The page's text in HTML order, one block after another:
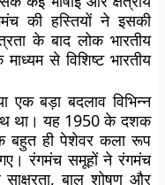
की हस्तियों ने इसकी
के बाद लोक भारतीय
से विशिष्ट भारतीय
एक बड़ा बदलाव विभिन्न
था। यह 1950 के दशक
बहुत ही पेशेवर कला रूप
रंगमंच समूहों ने रंगमंच
बाल शोषण और